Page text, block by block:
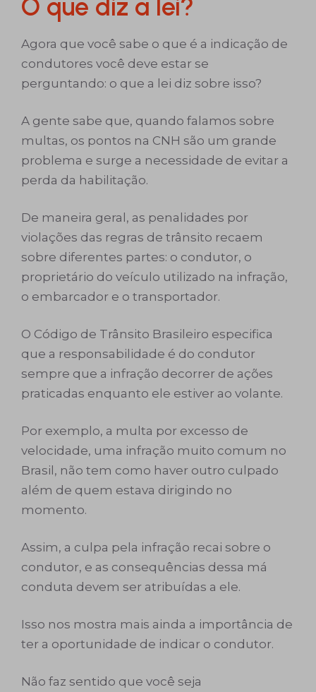
O que diz a lei?
Agora que você sabe o que é a indicação de
condutores você deve estar se
perguntando: o que a lei diz sobre isso?
A gente sabe que, quando falamos sobre
multas, os pontos na CNH são um grande
problema e surge a necessidade de evitar a
perda da habilitação.
De maneira geral, as penalidades por
violações das regras de trânsito recaem
sobre diferentes partes: o condutor, o
proprietário do veículo utilizado na infração,
o embarcador e o transportador.
O Código de Trânsito Brasileiro especifica
que a responsabilidade é do condutor
sempre que a infração decorrer de ações
praticadas enquanto ele estiver ao volante.
Por exemplo, a multa por excesso de
velocidade, uma infração muito comum no
Brasil, não tem como haver outro culpado
além de quem estava dirigindo no
momento.
Assim, a culpa pela infração recai sobre o
condutor, e as consequências dessa má
conduta devem ser atribuídas a ele.
Isso nos mostra mais ainda a importância de
ter a oportunidade de indicar o condutor.
Não faz sentido que você seja